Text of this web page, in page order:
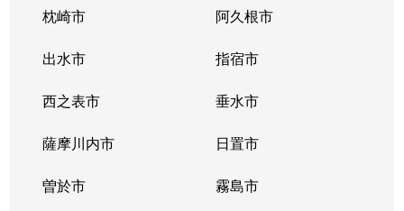
枕崎市 阿久根市
出水市 指宿市
西之表市 垂水市
薩摩川内市 日置市
曽於市 霧島市